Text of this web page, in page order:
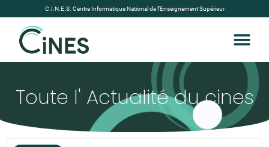
C.I.N.E.S. Centre Informatique National de l’Enseignement Supérieur
Toute l' Actualité du cines